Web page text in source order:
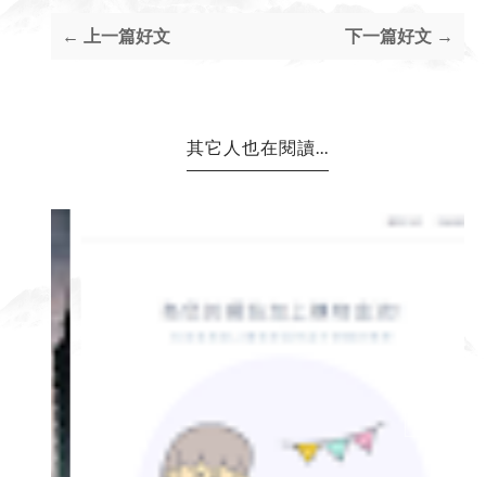
← 上一篇好文 下一篇好文 →
其它人也在閱讀...